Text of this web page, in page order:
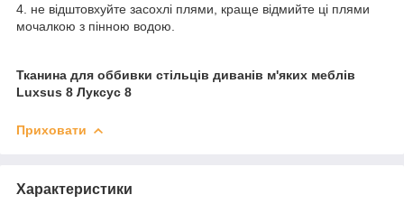
4. не відштовхуйте засохлі плями, краще відмийте ці плями
мочалкою з пінною водою.
Тканина для оббивки стільців диванів м'яких меблів
Luxsus 8 Луксус 8
Приховати
Характеристики